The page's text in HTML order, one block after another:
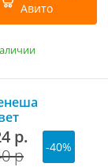
Авито
р.
р
-40%